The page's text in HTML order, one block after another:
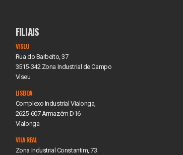
FILIAIS
VISEU
Rua do Barbeito, 37
3515-342 Zona Industrial de Campo
Viseu
LISBOA
Complexo Industrial Vialonga,
2625-607 Armazém D16
Vialonga
VILA REAL
Zona Industrial Constantim, 73